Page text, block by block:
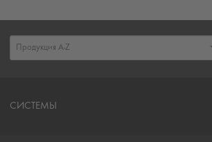
СИСТЕМЫ